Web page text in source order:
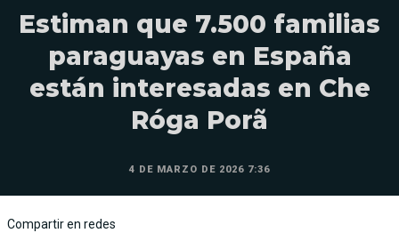
Estiman que 7.500 familias
paraguayas en España
están interesadas en Che
Róga Porã
4 DE MARZO DE 2026 7:36
Compartir en redes